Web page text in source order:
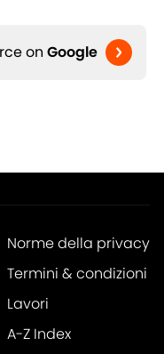
on Google
Norme della privacy
Termini & condizioni
Lavori
A-Z Index